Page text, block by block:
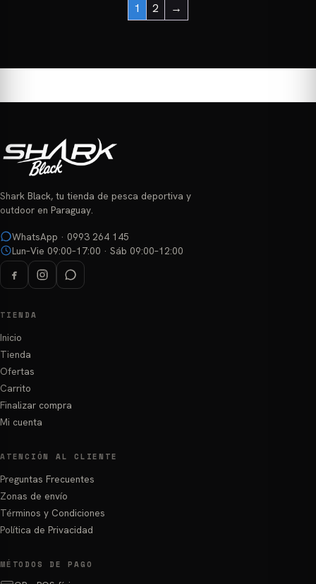
1 2 →
Shark Black, tu tienda de pesca deportiva y
outdoor en Paraguay.
WhatsApp · 0993 264 145
Lun–Vie 09:00–17:00 · Sáb 09:00–12:00
TIENDA
Inicio
Tienda
Ofertas
Carrito
Finalizar compra
Mi cuenta
ATENCIÓN AL CLIENTE
Preguntas Frecuentes
Zonas de envío
Términos y Condiciones
Política de Privacidad
MÉTODOS DE PAGO